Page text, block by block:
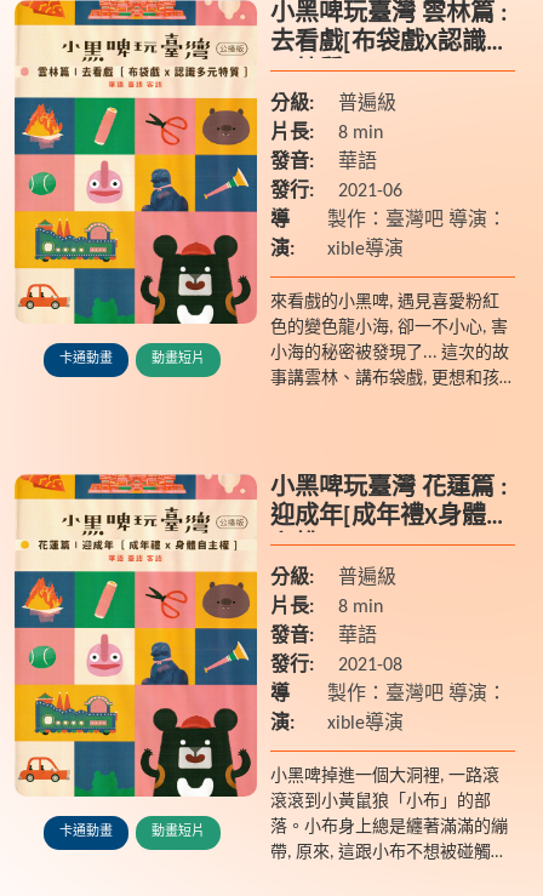
卡通動畫 動畫短片
小黑啤玩臺灣 雲林篇 :
去看戲[布袋戲X認識多
元特質]
分級:
普遍級
片長:
8 min
發音:
華語
發行:
2021-06
導
演:
製作：臺灣吧 導演：
xible導演
來看戲的小黑啤, 遇見喜愛粉紅
色的變色龍小海, 卻一不小心, 害
小海的秘密被發現了... 這次的故
事講雲林、講布袋戲, 更想和孩
卡通動畫 動畫短片
小黑啤玩臺灣 花蓮篇 :
迎成年[成年禮X身體自
主權]
分級:
普遍級
片長:
8 min
發音:
華語
發行:
2021-08
導
演:
製作：臺灣吧 導演：
xible導演
小黑啤掉進一個大洞裡, 一路滾
滾滾到小黃鼠狼「小布」的部
落。小布身上總是纏著滿滿的繃
帶, 原來, 這跟小布不想被碰觸身